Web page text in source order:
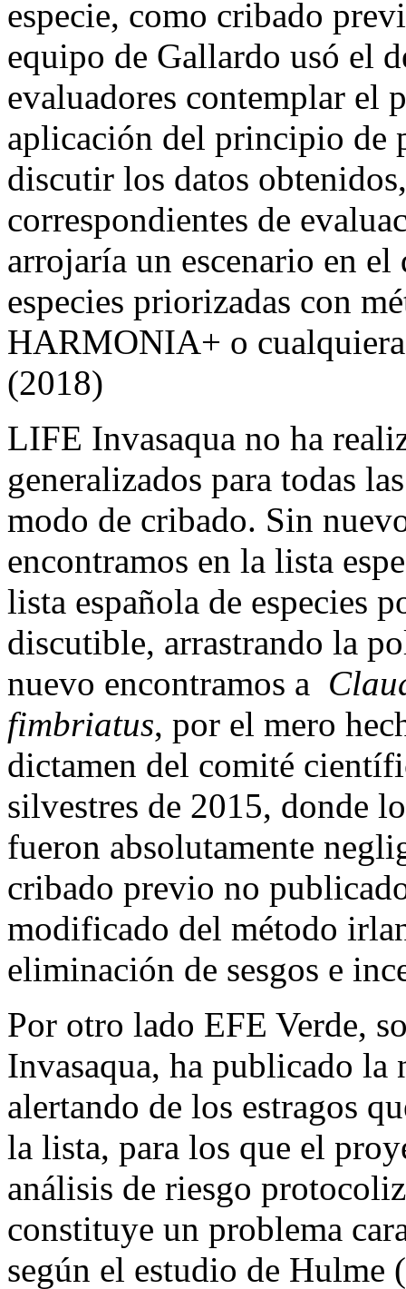
especie, como cribado
equipo de Gallardo usó el
evaluadores contemplar el
aplicación del principio de
discutir los datos
correspondientes de
arrojaría un escenario en
especies priorizadas con
HARMONIA+ o
(2018)
LIFE Invasaqua no ha
generalizados para todas
modo de cribado. Sin
encontramos en la lista
lista española de especies
discutible, arrastrando la
nuevo encontramos a
fimbriatus, por el mero
dictamen del comité
silvestres de 2015, donde
fueron absolutamente
cribado previo no
modificado del método
eliminación de sesgos e
Por otro lado EFE Verde,
Invasaqua, ha publicado
alertando de los estragos
la lista, para los que el
análisis de riesgo
constituye un problema
según el estudio de Hulme